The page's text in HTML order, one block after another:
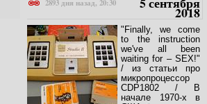
2893 дня назад, 20:30
2018
"Finally, we come
to the instruction
we've all been
waiting for – SEX!"
/ из статьи про
микропроцессор
CDP1802 / В
начале 1970-х в